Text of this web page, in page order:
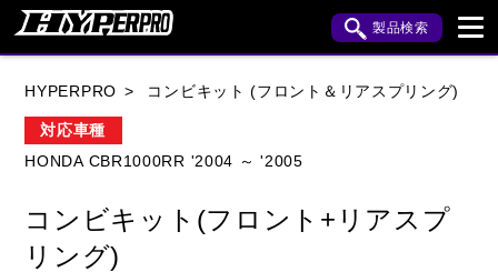
製品検索
KAWASAKI
HYPERPRO コンビキット (フロント＆リアスプリング)
対応車種
HONDA CBR1000RR '2004 ～ '2005
コンビキット(フロント+リアスプ
リング)